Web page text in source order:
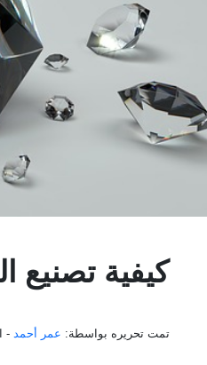
كيفية تصنيع
تمت تحريره بواسطة: عمر أحمد -